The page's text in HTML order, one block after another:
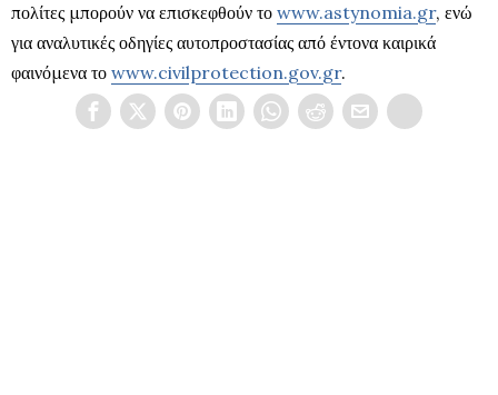
πολίτες μπορούν να επισκεφθούν το www.astynomia.gr, ενώ
για αναλυτικές οδηγίες αυτοπροστασίας από έντονα καιρικά
φαινόμενα το www.civilprotection.gov.gr.